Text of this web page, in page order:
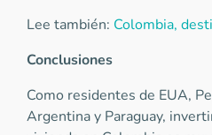
Lee también: Colombia,
Conclusiones
Como residentes de EUA,
Argentina y Paraguay,